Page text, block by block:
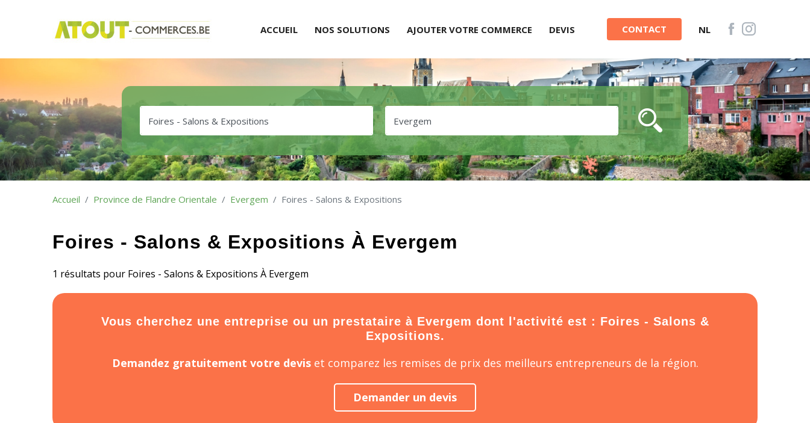
ACCUEIL NOS SOLUTIONS AJOUTER VOTRE COMMERCE DEVIS CONTACT NL
Accueil Province de Flandre Orientale Evergem Foires - Salons & Expositions
Foires - Salons & Expositions À Evergem
1 résultats pour Foires - Salons & Expositions À Evergem
Vous cherchez une entreprise ou un prestataire à Evergem dont l'activité est : Foires - Salons &
Expositions.
Demandez gratuitement votre deviset comparez les remises de prix des meilleurs entrepreneurs de la région.
Demander un devis